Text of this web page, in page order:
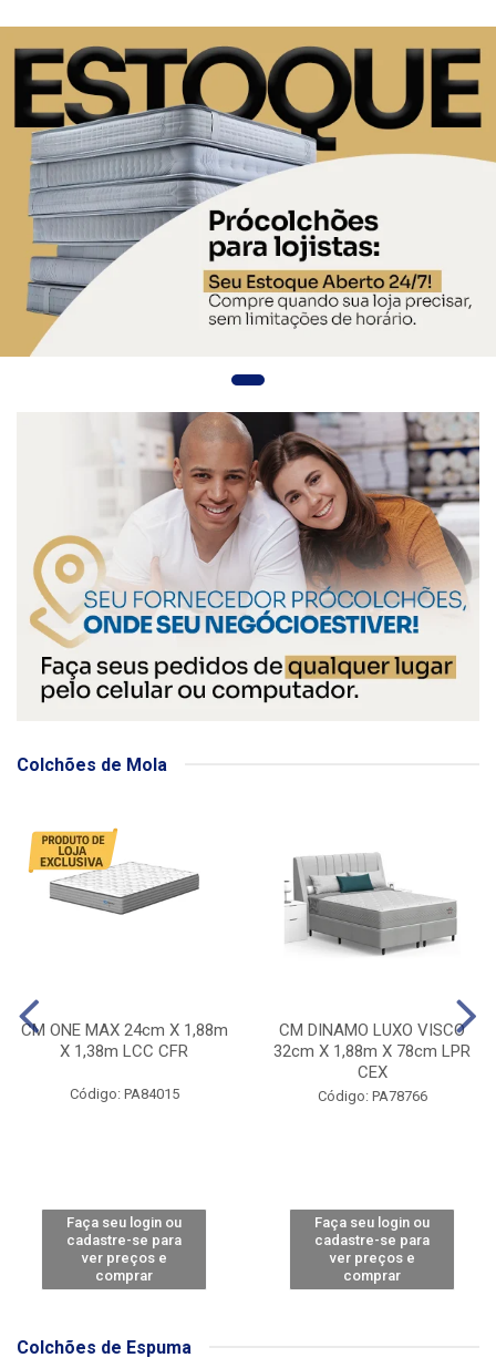
Colchões de Mola
CM ONE MAX 24cm X 1,88m
X 1,38m LCC CFR
Código: PA84015
Faça seu login ou
cadastre-se para
ver preços e
comprar
CM DINAMO LUXO VISCO
32cm X 1,88m X 78cm LPR
CEX
Código: PA78766
Faça seu login ou
cadastre-se para
ver preços e
comprar
Colchões de Espuma